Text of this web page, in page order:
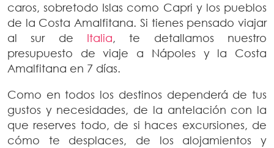
caros, sobretodo Islas como Capri y los pueblos
de la Costa Amalfitana. Si tienes pensado viajar
al sur de Italia, te detallamos nuestro
presupuesto de viaje a Nápoles y la Costa
Amalfitana en 7 días.
Como en todos los destinos dependerá de tus
gustos y necesidades, de la antelación con la
que reserves todo, de si haces excursiones, de
cómo te desplaces, de los alojamientos y